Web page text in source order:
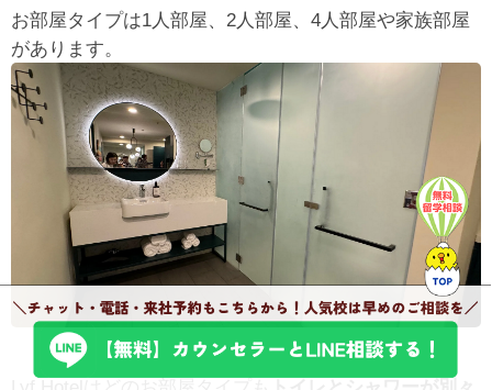
お部屋タイプは1人部屋、2人部屋、4人部屋や家族部屋
があります。